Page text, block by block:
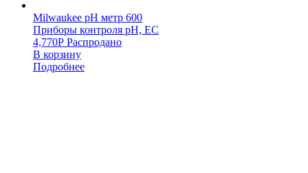
Milwaukee pH метр 600
Приборы контроля pH, EC
4,770Р Распродано
В корзину
Подробнее